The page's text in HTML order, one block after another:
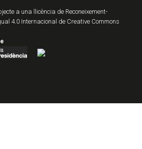
a una llicència de Reconeixement-
4.0 Internacional de Creative Commons